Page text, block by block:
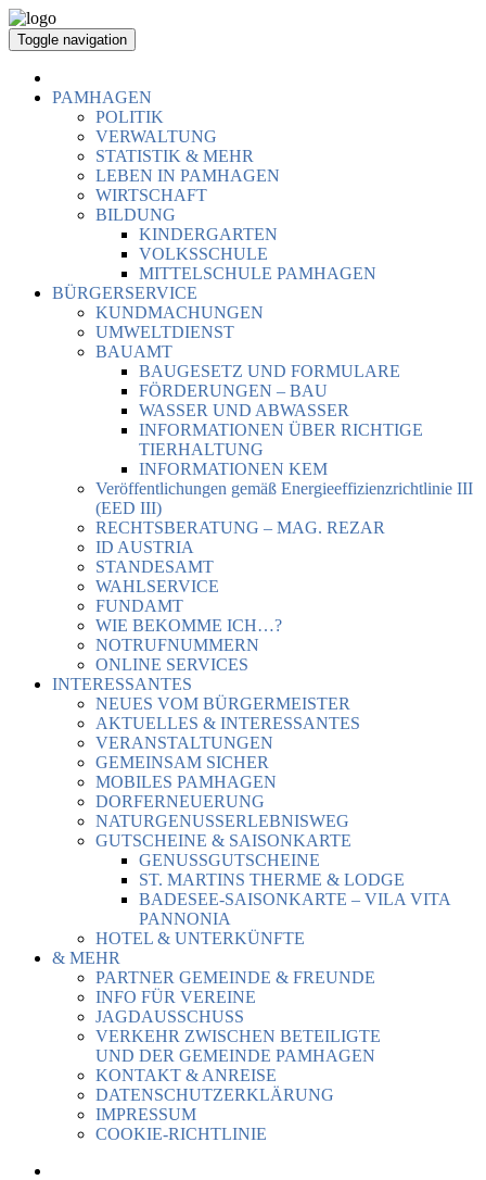
Toggle navigation
PAMHAGEN
POLITIK
VERWALTUNG
STATISTIK & MEHR
LEBEN IN PAMHAGEN
WIRTSCHAFT
BILDUNG
KINDERGARTEN
VOLKSSCHULE
MITTELSCHULE PAMHAGEN
BÜRGERSERVICE
KUNDMACHUNGEN
UMWELTDIENST
BAUAMT
BAUGESETZ UND FORMULARE
FÖRDERUNGEN – BAU
WASSER UND ABWASSER
INFORMATIONEN ÜBER RICHTIGE
TIERHALTUNG
INFORMATIONEN KEM
Veröffentlichungen gemäß Energieeffizienzrichtlinie III
(EED III)
RECHTSBERATUNG – MAG. REZAR
ID AUSTRIA
STANDESAMT
WAHLSERVICE
FUNDAMT
WIE BEKOMME ICH…?
NOTRUFNUMMERN
ONLINE SERVICES
INTERESSANTES
NEUES VOM BÜRGERMEISTER
AKTUELLES & INTERESSANTES
VERANSTALTUNGEN
GEMEINSAM SICHER
MOBILES PAMHAGEN
DORFERNEUERUNG
NATURGENUSSERLEBNISWEG
GUTSCHEINE & SAISONKARTE
GENUSSGUTSCHEINE
ST. MARTINS THERME & LODGE
BADESEE-SAISONKARTE – VILA VITA
PANNONIA
HOTEL & UNTERKÜNFTE
& MEHR
PARTNER GEMEINDE & FREUNDE
INFO FÜR VEREINE
JAGDAUSSCHUSS
VERKEHR ZWISCHEN BETEILIGTE
UND DER GEMEINDE PAMHAGEN
KONTAKT & ANREISE
DATENSCHUTZERKLÄRUNG
IMPRESSUM
COOKIE-RICHTLINIE